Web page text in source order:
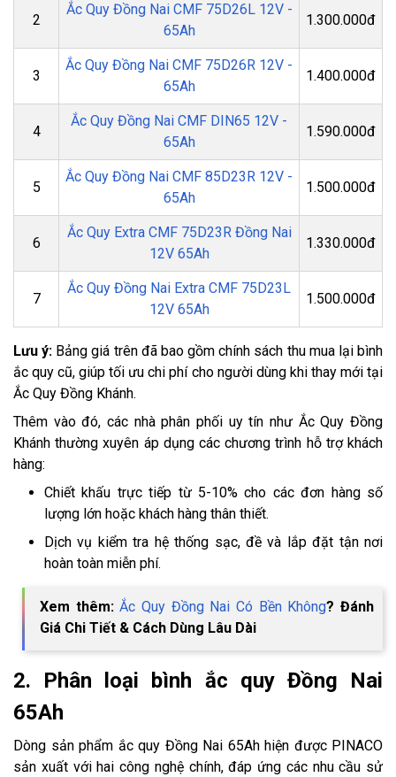
2
Ắc Quy Đồng Nai CMF 75D26L 12V -
65Ah
1.300.000đ
3
Ắc Quy Đồng Nai CMF 75D26R 12V -
65Ah
1.400.000đ
4
Ắc Quy Đồng Nai CMF DIN65 12V -
65Ah
1.590.000đ
5
Ắc Quy Đồng Nai CMF 85D23R 12V -
65Ah
1.500.000đ
6
Ắc Quy Extra CMF 75D23R Đồng Nai
12V 65Ah
1.330.000đ
7
Ắc Quy Đồng Nai Extra CMF 75D23L
12V 65Ah
1.500.000đ
Lưu ý: Bảng giá trên đã bao gồm chính sách thu mua lại bình
ắc quy cũ, giúp tối ưu chi phí cho người dùng khi thay mới tại
Ắc Quy Đồng Khánh.
Thêm vào đó, các nhà phân phối uy tín như Ắc Quy Đồng
Khánh thường xuyên áp dụng các chương trình hỗ trợ khách
hàng:
Chiết khấu trực tiếp từ 5-10% cho các đơn hàng số
lượng lớn hoặc khách hàng thân thiết.
Dịch vụ kiểm tra hệ thống sạc, đề và lắp đặt tận nơi
hoàn toàn miễn phí.
Xem thêm:Ắc Quy Đồng Nai Có Bền Không? Đánh
Giá Chi Tiết & Cách Dùng Lâu Dài
2. Phân loại bình ắc quy Đồng Nai
65Ah
Dòng sản phẩm ắc quy Đồng Nai 65Ah hiện được PINACO
sản xuất với hai công nghệ chính, đáp ứng các nhu cầu sử